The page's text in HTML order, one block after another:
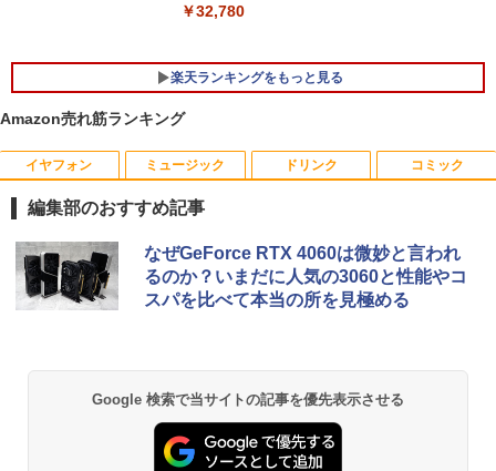
￥32,780
楽天ランキングをもっと見る
1
厳選大手メーカー 中古 パソコンモニター
液晶モニター シークレット 22インチ ワ
イド epson dell nec 富士通 acer io-dat
ィスプレイ 液晶モニタ pcモニタ ワイド
モニター 店長おまかせ メーカーおまかせ
福袋 【中古】【あす楽】
PHILIPS モニター 23.6インチ 243V5 VA
パネル 1920x1080 フルHD HDMI スピー
カー内蔵 中古ディスプレイ
1
キングダム 80 （ヤングジャンプコミッ
クス） [ 原 泰久 ]
ベル9999の仲間達を手に入れて元パーテ
ィーメンバーと世界に復讐＆『ざま
ぁ！』します！【電子書籍】
￥792
Amazon売れ筋ランキング
イヤフォン
Anker Soundcore P40i ブラック
￥7,990
￥5,990
ミュージック
BRUCE WAYNE feat. Flo Milli, ATL Jacob
[Explicit]
￥250
[Explicit]
￥250
ドリンク
【Amazon.co.jp限定】 い・ろ・は・す 2L P
ET ラベルレス ×8本
￥1,112
富士山の天然水 バナジウム含有 水 ミネラル
ウォーター ペットボトル 静岡県産 500ミリリ
ットル (Smart Basic)
コミック
薬屋のひとりごと 17巻 (デジタル版ビッグガ
ンガンコミックス)
￥770
エース)
￥832
編集部のおすすめ記事
なぜGeForce RTX 4060は微妙と言われ
るのか？いまだに人気の3060と性能やコ
スパを比べて本当の所を見極める
Google 検索で当サイトの記事を優先表示させる